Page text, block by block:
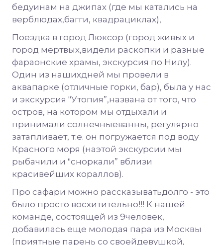
бедуинам на джипах (где мы катались на
верблюдах,багги, квадрациклах),
Поездка в город Люксор (город живых и
город мертвых,видели раскопки и разные
фараонские храмы, экскурсия по Нилу).
Один из нашихдней мы провели в
аквапарке (отличные горки, бар), была у нас
и экскурсия "Утопия”,названа от того, что
остров, на котором мы отдыхали и
принимали солнечныеванны, регулярно
затапливает, т.е. он погружается под воду
Красного моря (наэтой экскурсии мы
рыбачили и "сноркали” вблизи
красивейших кораллов).
Про сафари можно рассказыватьдолго - это
было просто восхитительно!!! К нашей
команде, состоящей из 9человек,
добавилась еще молодая пара из Москвы
(приятные парень со своейдевушкой,